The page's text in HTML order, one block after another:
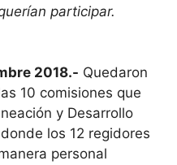
participar.
2018.- Quedaron
10 comisiones que
y Desarrollo
los 12 regidores
personal